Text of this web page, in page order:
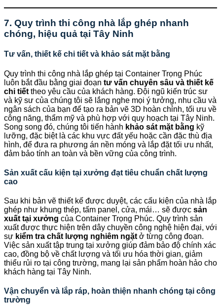
7. Quy trình thi công nhà lắp ghép nhanh
chóng, hiệu quả tại Tây Ninh
Tư vấn, thiết kế chi tiết và khảo sát mặt bằng
Quy trình thi công nhà lắp ghép tại Container Trọng Phúc
luôn bắt đầu bằng giai đoạn tư vấn chuyên sâu và thiết kế
chi tiết theo yêu cầu của khách hàng. Đội ngũ kiến trúc sư
và kỹ sư của chúng tôi sẽ lắng nghe mọi ý tưởng, nhu cầu và
ngân sách của bạn để tạo ra bản vẽ 3D hoàn chỉnh, tối ưu về
công năng, thẩm mỹ và phù hợp với quy hoạch tại Tây Ninh.
Song song đó, chúng tôi tiến hành khảo sát mặt bằng kỹ
lưỡng, đặc biệt là các khu vực đất yếu hoặc cần đặc thù địa
hình, để đưa ra phương án nền móng và lắp đặt tối ưu nhất,
đảm bảo tính an toàn và bền vững của công trình.
Sản xuất cấu kiện tại xưởng đạt tiêu chuẩn chất lượng
cao
Sau khi bản vẽ thiết kế được duyệt, các cấu kiện của nhà lắp
ghép như khung thép, tấm panel, cửa, mái… sẽ được sản
xuất tại xưởng của Container Trọng Phúc. Quy trình sản
xuất được thực hiện trên dây chuyền công nghệ hiện đại, với
sự kiểm tra chất lượng nghiêm ngặt ở từng công đoạn.
Việc sản xuất tập trung tại xưởng giúp đảm bảo độ chính xác
cao, đồng bộ về chất lượng và tối ưu hóa thời gian, giảm
thiểu rủi ro tại công trường, mang lại sản phẩm hoàn hảo cho
khách hàng tại Tây Ninh.
Vận chuyển và lắp ráp, hoàn thiện nhanh chóng tại công
trường